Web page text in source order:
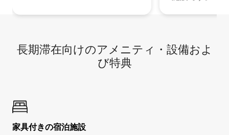
長期滞在向け⁠のア⁠メ⁠ニ⁠テ⁠ィ⁠・設⁠備⁠およ
び特⁠典
家具付き⁠の宿⁠泊⁠施⁠設